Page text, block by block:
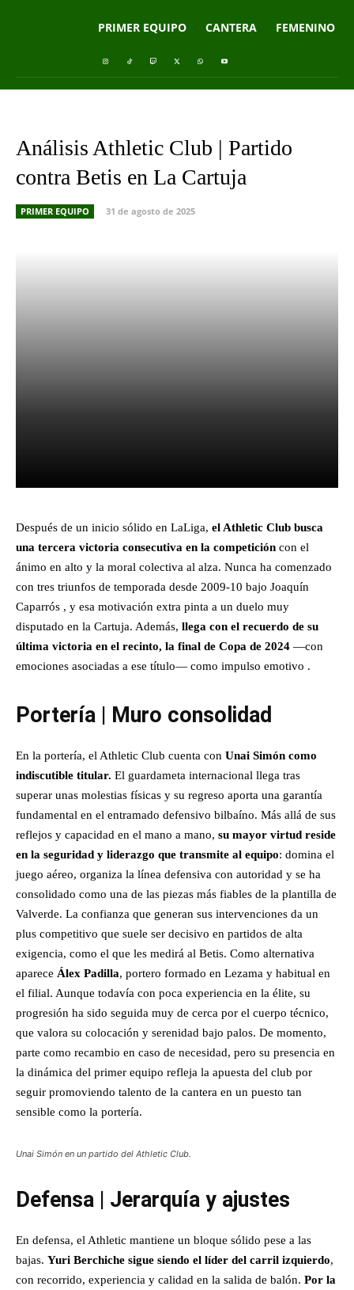
PRIMER EQUIPO CANTERA FEMENINO
Análisis Athletic Club | Partido
contra Betis en La Cartuja
PRIMER EQUIPO 31 de agosto de 2025
Después de un inicio sólido en LaLiga, el Athletic Club busca
una tercera victoria consecutiva en la competición con el
ánimo en alto y la moral colectiva al alza. Nunca ha comenzado
con tres triunfos de temporada desde 2009-10 bajo Joaquín
Caparrós , y esa motivación extra pinta a un duelo muy
disputado en la Cartuja. Además, llega con el recuerdo de su
última victoria en el recinto, la final de Copa de 2024 —con
emociones asociadas a ese título— como impulso emotivo .
Portería | Muro consolidad
En la portería, el Athletic Club cuenta con Unai Simón como
indiscutible titular. El guardameta internacional llega tras
superar unas molestias físicas y su regreso aporta una garantía
fundamental en el entramado defensivo bilbaíno. Más allá de sus
reflejos y capacidad en el mano a mano, su mayor virtud reside
en la seguridad y liderazgo que transmite al equipo: domina el
juego aéreo, organiza la línea defensiva con autoridad y se ha
consolidado como una de las piezas más fiables de la plantilla de
Valverde. La confianza que generan sus intervenciones da un
plus competitivo que suele ser decisivo en partidos de alta
exigencia, como el que les medirá al Betis. Como alternativa
aparece Álex Padilla, portero formado en Lezama y habitual en
el filial. Aunque todavía con poca experiencia en la élite, su
progresión ha sido seguida muy de cerca por el cuerpo técnico,
que valora su colocación y serenidad bajo palos. De momento,
parte como recambio en caso de necesidad, pero su presencia en
la dinámica del primer equipo refleja la apuesta del club por
seguir promoviendo talento de la cantera en un puesto tan
sensible como la portería.
Unai Simón en un partido del Athletic Club.
Defensa | Jerarquía y ajustes
En defensa, el Athletic mantiene un bloque sólido pese a las
bajas. Yuri Berchiche sigue siendo el líder del carril izquierdo,
con recorrido, experiencia y calidad en la salida de balón. Por la